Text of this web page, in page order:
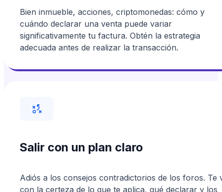
Bien inmueble, acciones, criptomonedas: cómo y
cuándo declarar una venta puede variar
significativamente tu factura. Obtén la estrategia
adecuada antes de realizar la transacción.
Salir con un plan claro
Adiós a los consejos contradictorios de los foros. Te
con la certeza de lo que te aplica, qué declarar y los